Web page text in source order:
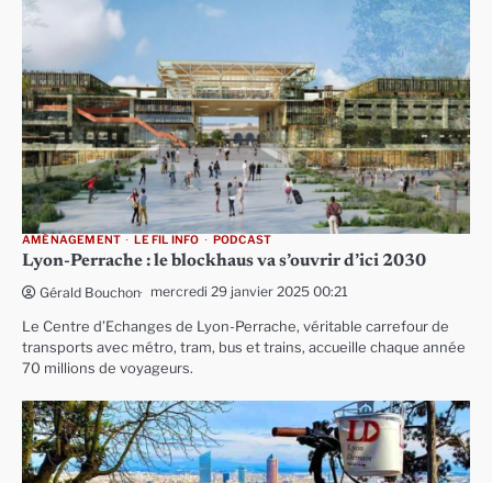
AMÉNAGEMENT LE FIL INFO PODCAST
Lyon-Perrache : le blockhaus va s’ouvrir d’ici 2030
Gérald Bouchon mercredi 29 janvier 2025 00:21
Le Centre d’Echanges de Lyon-Perrache, véritable carrefour de
transports avec métro, tram, bus et trains, accueille chaque année
70 millions de voyageurs.